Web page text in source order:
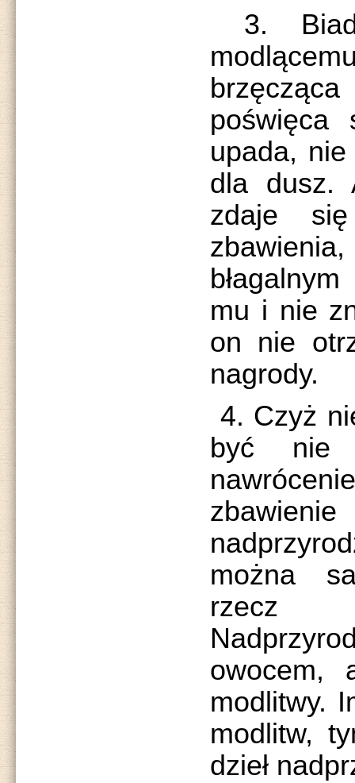
3.
upada,
dla dusz.
zdaje
mu i nie
on nie
nagrody.
4. Czyż
być nie
można
rzecz
owocem,
modlitwy.
modlitw,
dzieł